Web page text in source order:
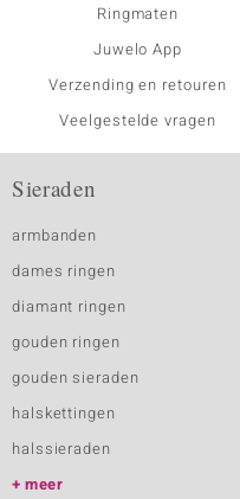
Ringmaten
Juwelo App
Verzending en retouren
Veelgestelde vragen
Sieraden
armbanden
dames ringen
diamant ringen
gouden ringen
gouden sieraden
halskettingen
halssieraden
meer